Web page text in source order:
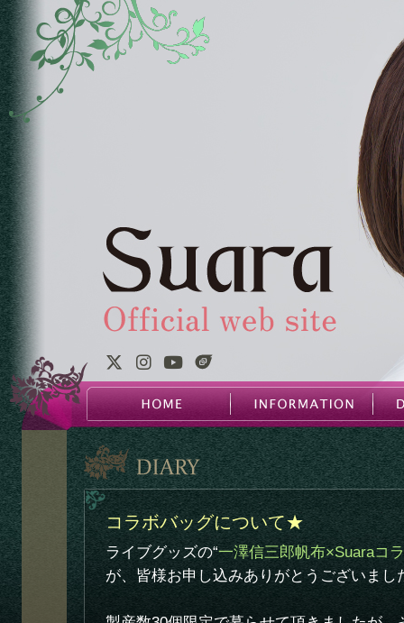
コラボバッグについて★
ライブグッズの“一澤信三郎帆布×Suaraコ
が、皆様お申し込みありがとうございまし